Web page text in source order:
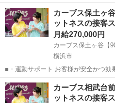
の使い方をアドバイスします。運動
どなので、難しい指導はありません。
ょう！」といったお声がけをしながら
神奈川 海老名市 その他
カーブス保土ヶ
ットネスの接客
月給270,000円
カーブス保土ヶ谷【
横浜市
■・運動サポート お客様が安全かつ効
の使い方をアドバイスします。運動
どなので、難しい指導はありません。
ょう！」といったお声がけをしながら
神奈川 横浜市 その他
カーブス相武台
ットネスの接客